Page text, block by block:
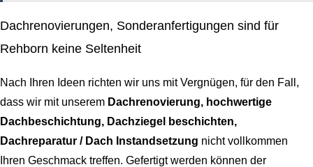
Dachrenovierungen, Sonderanfertigungen sind für
Rehborn keine Seltenheit
Nach Ihren Ideen richten wir uns mit Vergnügen, für den Fall,
dass wir mit unserem Dachrenovierung, hochwertige
Dachbeschichtung, Dachziegel beschichten,
Dachreparatur / Dach Instandsetzung nicht vollkommen
Ihren Geschmack treffen. Gefertigt werden können der